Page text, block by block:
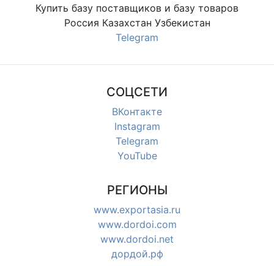
Купить базу поставщиков и базу товаров
Россия Казахстан Узбекистан
Telegram
СОЦСЕТИ
ВКонтакте
Instagram
Telegram
YouTube
РЕГИОНЫ
www.exportasia.ru
www.dordoi.com
www.dordoi.net
дордой.рф